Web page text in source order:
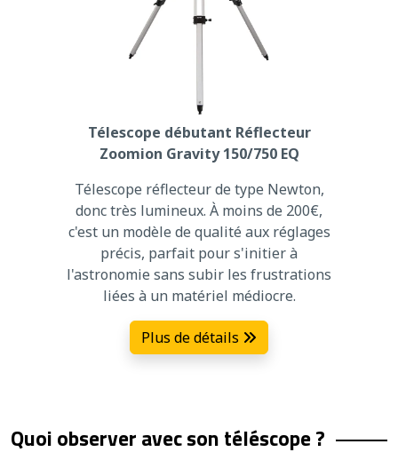
Télescope débutant Réflecteur
Zoomion Gravity 150/750 EQ
Télescope réflecteur de type Newton,
donc très lumineux. À moins de 200€,
c'est un modèle de qualité aux réglages
précis, parfait pour s'initier à
l'astronomie sans subir les frustrations
liées à un matériel médiocre.
Plus de détails
Quoi observer avec son téléscope ?